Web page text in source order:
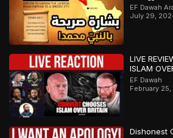
ذلك؟
EF Dawah
July 29,
LIVE
ISLAM
V DOWIE
EF Dawah
February
Dishonest